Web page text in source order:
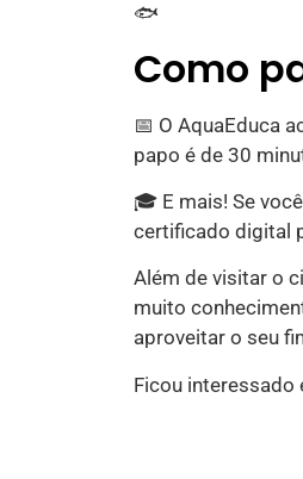
🐟
Como
📅 O AquaEduca
papo é de 30
🎓 E mais! Se
certificado digital
Além de visitar o
muito
aproveitar o seu
Ficou interessado